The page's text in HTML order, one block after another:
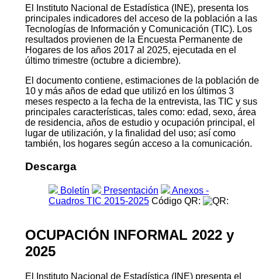
El Instituto Nacional de Estadística (INE), presenta los
principales indicadores del acceso de la población a las
Tecnologías de Información y Comunicación (TIC). Los
resultados provienen de la Encuesta Permanente de
Hogares de los años 2017 al 2025, ejecutada en el
último trimestre (octubre a diciembre).
El documento contiene, estimaciones de la población de
10 y más años de edad que utilizó en los últimos 3
meses respecto a la fecha de la entrevista, las TIC y sus
principales características, tales como: edad, sexo, área
de residencia, años de estudio y ocupación principal, el
lugar de utilización, y la finalidad del uso; así como
también, los hogares según acceso a la comunicación.
Descarga
Boletín Presentación
Anexos -
Cuadros TIC 2015-2025 Código QR:
OCUPACIÓN INFORMAL 2022 y
2025
El Instituto Nacional de Estadística (INE) presenta el